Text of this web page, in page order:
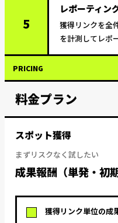
5
レポーティン
獲得リンクを全
を計測してレポ
PRICING
料金プラン
スポット獲得
まずリスクなく試したい
成果報酬（単発・初
獲得リンク単位の成